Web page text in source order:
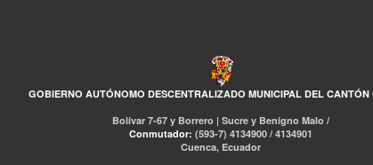
GOBIERNO AUTÓNOMO DESCENTRALIZADO MUNICIPAL DEL CANTÓN
Bolívar 7-67 y Borrero | Sucre y Benigno Malo /
Conmutador: (593-7) 4134900 / 4134901
Cuenca, Ecuador